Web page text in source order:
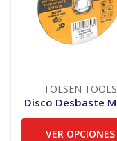
TOLSEN TOOLS
Disco Desbaste
VER OPCIONES